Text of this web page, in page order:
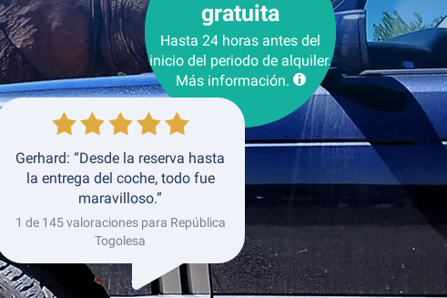
gratuita
Hasta 24 horas antes del
inicio del periodo de alquiler.
Más información.
Gerhard: “Desde la reserva hasta
la entrega del coche, todo fue
maravilloso.”
1 de 145 valoraciones para República
Togolesa